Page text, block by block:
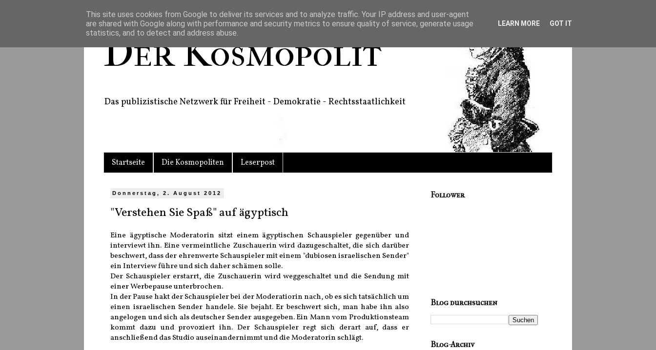
Der Kosmopolit
Das publizistische Netzwerk für Freiheit - Demokratie - Rechtsstaatlichkeit
Startseite Die Kosmopoliten Leserpost
Donnerstag, 2. August 2012
"Verstehen Sie Spaß" auf ägyptisch
Eine ägyptische Moderatorin sitzt einem ägyptischen Schauspieler gegenüber und
interviewt ihn. Eine vermeintliche Zuschauerin wird dazugeschaltet, die sich darüber
beschwert, dass der ehrenwerte Schauspieler mit einem "dubiosen israelischen Sender"
ein Interview führe und sich daher schämen solle.
Der Schauspieler erstarrt, die Zuschauerin wird weggeschaltet und die Sendung mit
einer Werbepause unterbrochen.
In der Pause hakt der Schauspieler bei der Moderatiorin nach, ob es sich tatsächlich um
einen israelischen Sender handele. Sie bejaht. Er beschwert sich, man habe ihn also
angelogen und sich als deutscher Sender ausgegeben. Ein Mann vom Produktionsteam
kommt dazu und provoziert ihn. Der Schauspieler regt sich derart auf, dass er
anschließend das Studio auseinandernimmt und die Moderatorin schlägt.
Follower
Blog durchsuchen
Blog-Archiv
This site uses cookies from Google to deliver its services and to analyze traffic. Your IP address and user-agent
are shared with Google along with performance and security metrics to ensure quality of service, generate usage
statistics, and to detect and address abuse.
LEARN MORE GOT IT